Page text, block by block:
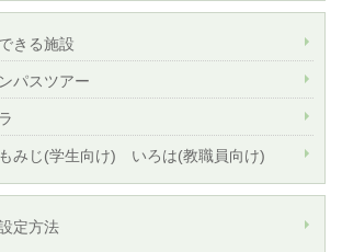
きる施設
パスツアー
みじ(学生向け) いろは(教職員向け)
定方法